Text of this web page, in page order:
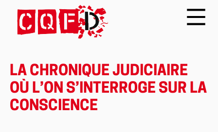
LA CHRONIQUE JUDICIAIRE
OÙ L’ON S’INTERROGE SUR LA
CONSCIENCE